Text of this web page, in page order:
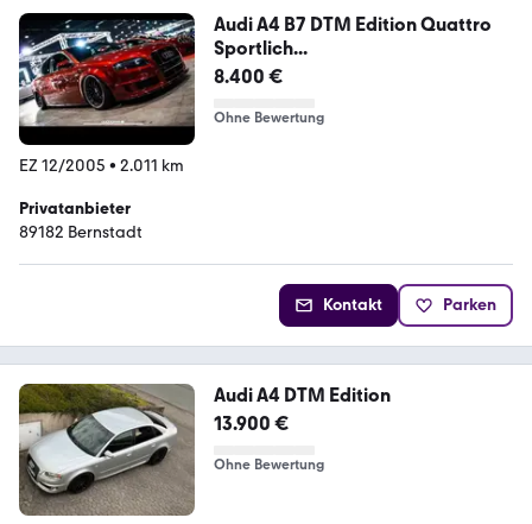
Audi A4 B7 DTM Edition Quattro
Sportlich...
8.400 €
Ohne Bewertung
EZ 12/2005 • 2.011 km
Privatanbieter
89182 Bernstadt
Kontakt Parken
Audi A4 DTM Edition
13.900 €
Ohne Bewertung